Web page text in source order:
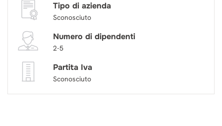
Tipo di azienda
Sconosciuto
Numero di dipendenti
2-5
Partita Iva
Sconosciuto